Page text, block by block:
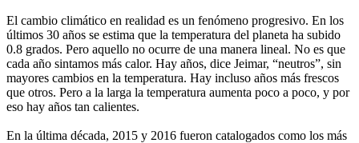
El cambio climático en realidad es un fenómeno progresivo. En los
últimos 30 años se estima que la temperatura del planeta ha subido
0.8 grados. Pero aquello no ocurre de una manera lineal. No es que
cada año sintamos más calor. Hay años, dice Jeimar, “neutros”, sin
mayores cambios en la temperatura. Hay incluso años más frescos
que otros. Pero a la larga la temperatura aumenta poco a poco, y por
eso hay años tan calientes.
En la última década, 2015 y 2016 fueron catalogados como los más